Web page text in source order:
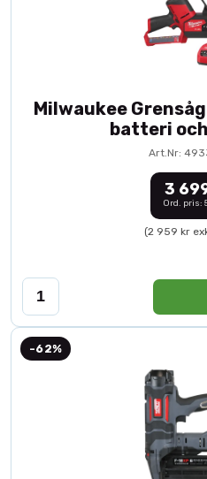
Milwaukee
batteri
Art.Nr:
3
Ord. pris:
(2 959 kr
-62%